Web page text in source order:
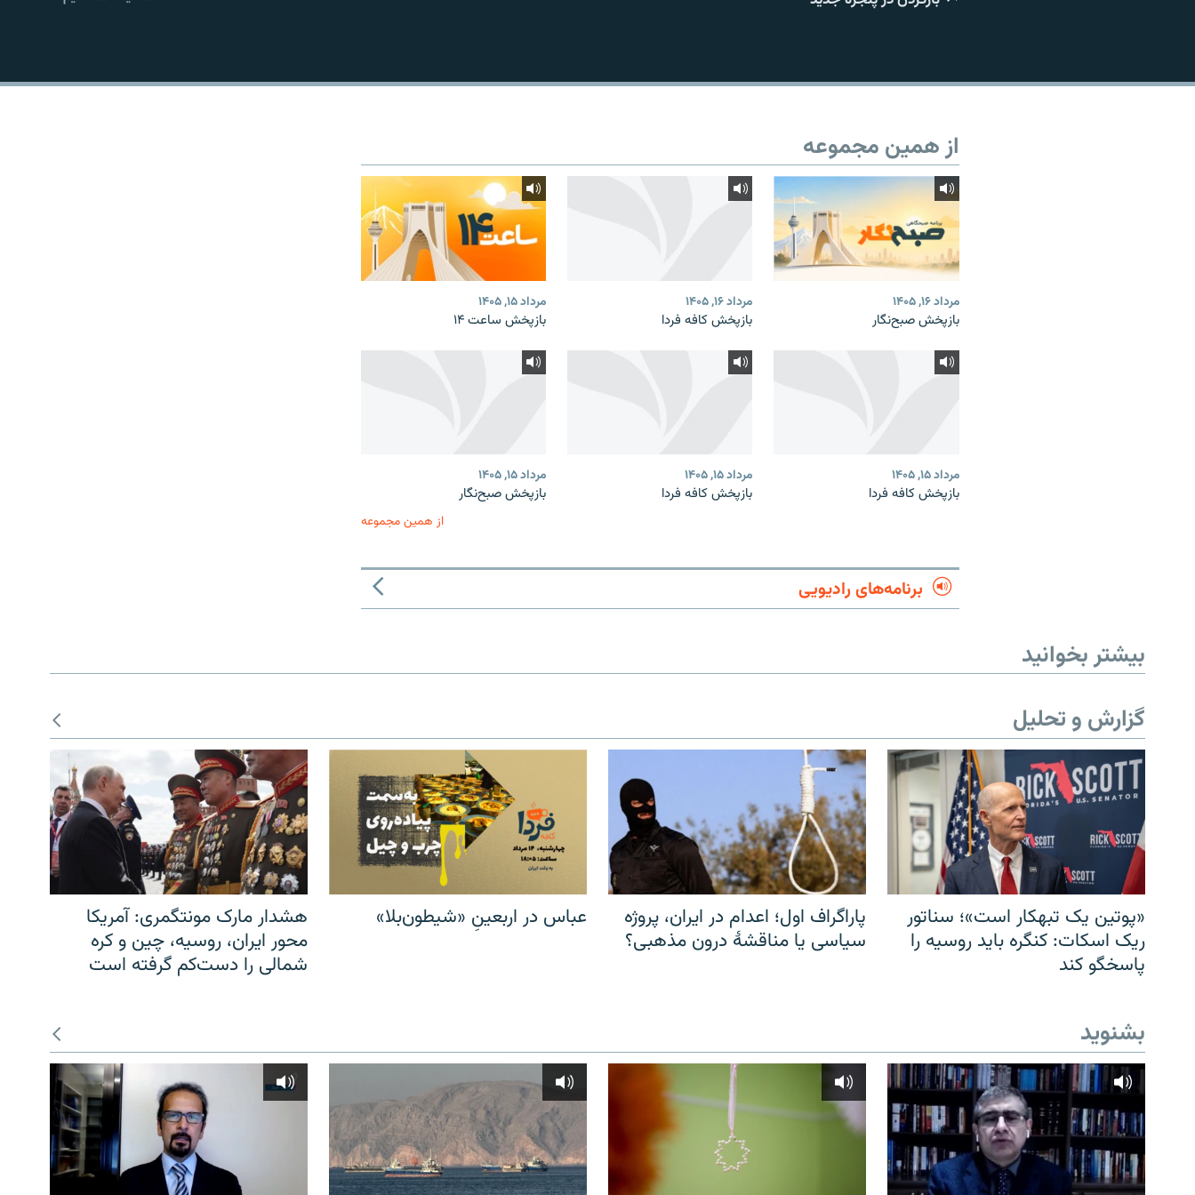
EMBED
از همین مجموعه
مرداد ۱۶, ۱۴۰۵
بازپخش صبح‌نگار
مرداد ۱۶, ۱۴۰۵
بازپخش کافه فردا
مرداد ۱۵, ۱۴۰۵
بازپخش ساعت ۱۴
مرداد ۱۵, ۱۴۰۵
بازپخش کافه فردا
مرداد ۱۵, ۱۴۰۵
بازپخش کافه فردا
مرداد ۱۵, ۱۴۰۵
بازپخش صبح‌نگار
از همین مجموعه
برنامه‌های رادیویی
بیشتر بخوانید
گزارش و تحلیل
«پوتین یک تبهکار است»؛ سناتور
ریک اسکات: کنگره باید روسیه را
پاسخگو کند
پاراگراف اول؛ اعدام در ایران، پروژه
سیاسی یا مناقشهٔ درون مذهبی؟
عباس در اربعینِ «شیطون‌بلا»
هشدار مارک مونتگمری: آمریکا
محور ایران، روسیه، چین و کره
شمالی را دست‌کم گرفته است
بشنوید